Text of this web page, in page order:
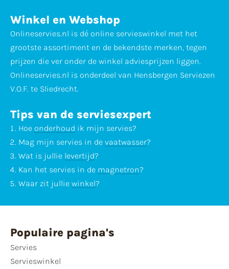
Winkel en Webshop
Onlineservies.nl is dé online servieswinkel met het
grootste assortiment en de bekendste merken, tegen
prijzen die ver onder de winkel adviesprijzen liggen.
Onlineservies.nl is onderdeel van Hensbergen Serviezen
V.O.F. te Sliedrecht.
Tips van de serviesexpert
Hoe onderhoud ik mijn servies?
Mag mijn servies in de vaatwasser?
Wat is jullie levertijd?
Kan het servies in de magnetron?
Waar zit jullie winkel?
Populaire pagina's
Servies
Servieswinkel